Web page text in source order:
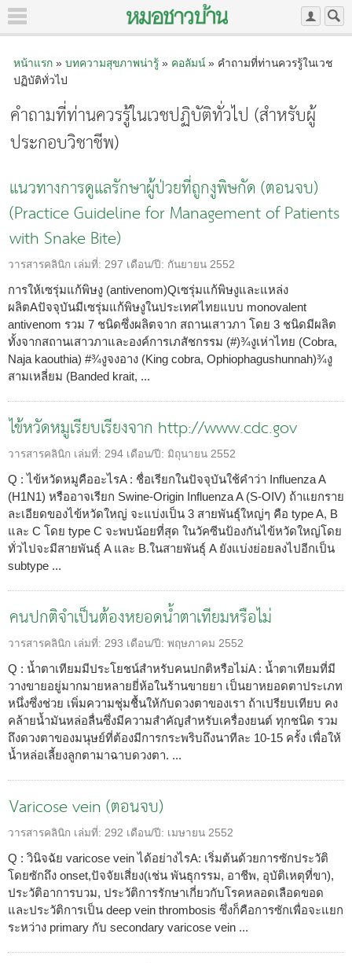
หน้าแรก» บทความสุขภาพน่ารู้» คอลัมน์» คำถามที่ท่านควรรู้ในเวช
ปฏิบัติทั่วไป
คำถามที่ท่านควรรู้ในเวชปฏิบัติทั่วไป (สำหรับผู้
ประกอบวิชาชีพ)
แนวทางการดูแลรักษาผู้ป่วยที่ถูกงูพิษกัด (ตอนจบ)
(Practice Guideline for Management of Patients
with Snake Bite)
วารสารคลินิก เล่มที่: 297 เดือน/ปี: กันยายน 2552
การให้เซรุ่มแก้พิษงู (antivenom)Qเซรุ่มแก้พิษงูและแหล่ง
ผลิตAปัจจุบันมีเซรุ่มแก้พิษงูในประเทศไทยแบบ monovalent
antivenom รวม 7 ชนิดซึ่งผลิตจาก สถานเสาวภา โดย 3 ชนิดมีผลิต
ทั้งจากสถานเสาวภาและองค์การเภสัชกรรม (#)¾งูเห่าไทย (Cobra,
Naja kaouthia) #¾งูจงอาง (King cobra, Ophiophagushunnah)¾งู
สามเหลี่ยม (Banded krait, ...
ไข้หวัดหมูเรียบเรียงจาก http://www.cdc.gov
วารสารคลินิก เล่มที่: 294 เดือน/ปี: มิถุนายน 2552
Q : ไข้หวัดหมูคืออะไรA : ชื่อเรียกในปัจจุบันใช้คำว่า Influenza A
(H1N1) หรืออาจเรียก Swine-Origin Influenza A (S-OIV) ถ้าแยกราย
ละเอียดของไข้หวัดใหญ่ จะแบ่งเป็น 3 สายพันธุ์ใหญ่ๆ คือ type A, B
และ C โดย type C จะพบน้อยที่สุด ในวัคซีนป้องกันไข้หวัดใหญ่โดย
ทั่วไปจะมีสายพันธุ์ A และ B.ในสายพันธุ์ A ยังแบ่งย่อยลงไปอีกเป็น
subtype ...
คนปกติจำเป็นต้องหยอดน้ำตาเทียมหรือไม่
วารสารคลินิก เล่มที่: 293 เดือน/ปี: พฤษภาคม 2552
Q : น้ำตาเทียมมีประโยชน์สำหรับคนปกติหรือไม่A : น้ำตาเทียมที่มี
วางขายอยู่มากมายหลายยี่ห้อในร้านขายยา เป็นยาหยอดตาประเภท
หนึ่งซึ่งช่วย เพิ่มความชุ่มชื้นให้กับดวงตาของเรา ถ้าเปรียบเทียบ คง
คล้ายน้ำมันหล่อลื่นซึ่งมีความสำคัญสำหรับเครื่องยนต์ ทุกชนิด รวม
ถึงดวงตาของมนุษย์ที่ต้องมีการกระพริบถึงนาทีละ 10-15 ครั้ง เพื่อให้
น้ำหล่อเลี้ยงลูกตามาฉาบดวงตา. ...
Varicose vein (ตอนจบ)
วารสารคลินิก เล่มที่: 292 เดือน/ปี: เมษายน 2552
Q : วินิจฉัย varicose vein ได้อย่างไรA: เริ่มต้นด้วยการซักประวัติ
โดยซักถึง onset,ปัจจัยเสี่ยง(เช่น พันธุกรรม, อาชีพ, อุบัติเหตุที่ขา),
ประวัติอาการบวม, ประวัติการรักษาเกี่ยวกับโรคหลอดเลือดขอด
และประวัติการเป็น deep vein thrombosis ซึ่งก็คือการซักเพื่อจะแยก
ระหว่าง primary กับ secondary varicose vein ...